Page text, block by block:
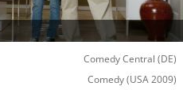
Comedy Central (DE)
Comedy(USA 2009)